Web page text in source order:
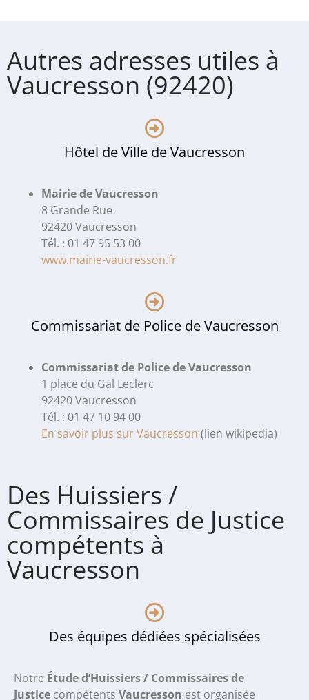
Autres adresses utiles à
Vaucresson (92420)
Hôtel de Ville de Vaucresson
Mairie de Vaucresson
8 Grande Rue
92420 Vaucresson
Tél. : 01 47 95 53 00
www.mairie-vaucresson.fr
Commissariat de Police de Vaucresson
Commissariat de Police de Vaucresson
1 place du Gal Leclerc
92420 Vaucresson
Tél. : 01 47 10 94 00
En savoir plus sur Vaucresson (lien wikipedia)
Des Huissiers /
Commissaires de Justice
compétents à
Vaucresson
Des équipes dédiées spécialisées
Notre Étude d’Huissiers / Commissaires de
Justice compétents Vaucresson est organisée